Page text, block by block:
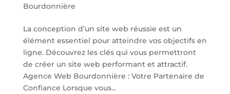
Bourdonnière
La conception d’un site web réussie est un
élément essentiel pour atteindre vos objectifs en
ligne. Découvrez les clés qui vous permettront
de créer un site web performant et attractif.
Agence Web Bourdonnière : Votre Partenaire de
Confiance Lorsque vous...